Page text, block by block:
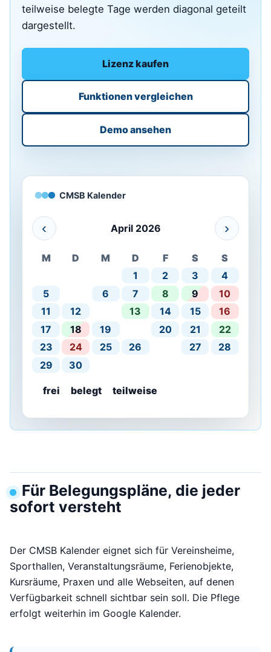
teilweise belegte Tage werden diagonal geteilt
dargestellt.
Lizenz kaufen
Funktionen vergleichen
Demo ansehen
CMSB Kalender
‹ April 2026 ›
M D M D F S
S
1
2 3
4
5
6 7 8 9
10
11
12 13 14 15
16
17
18 19 20 21
22
23
24 25 26 27
28
29
30
frei belegt teilweise
Für Belegungspläne, die jeder
sofort versteht
Der CMSB Kalender eignet sich für Vereinsheime,
Sporthallen, Veranstaltungsräume, Ferienobjekte,
Kursräume, Praxen und alle Webseiten, auf denen
Verfügbarkeit schnell sichtbar sein soll. Die Pflege
erfolgt weiterhin im Google Kalender.